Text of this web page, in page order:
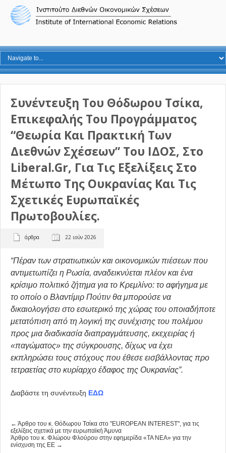
Συνέντευξη Του Θόδωρου Τσίκα,
Επικεφαλής Του Προγράμματος
“Θεωρία Και Πρακτική Των
Διεθνών Σχέσεων” Του ΙΔΟΣ, Στο
Liberal.gr, Για Τις Εξελίξεις Στο
Μέτωπο Της Ουκρανίας Και Τις
Σχετικές Ευρωπαϊκές
Πρωτοβουλίες.
άρθρα 22 ιούν 2026
“Πέραν των στρατιωτικών και οικονομικών πιέσεων που
αντιμετωπίζει η Ρωσία, αναδεικνύεται πλέον και ένα
κρίσιμο πολιτικό ζήτημα για το Κρεμλίνο: το αφήγημα με
το οποίο ο Βλαντίμιρ Πούτιν θα μπορούσε να
δικαιολογήσει στο εσωτερικό της χώρας του οποιαδήποτε
μετατόπιση από τη λογική της συνέχισης του πολέμου
προς μια διαδικασία διαπραγμάτευσης, εκεχειρίας ή
«παγώματος» της σύγκρουσης, δίχως να έχει
εκπληρώσει τους στόχους που έθεσε εισβάλλοντας προ
τετραετίας στο κυρίαρχο έδαφος της Ουκρανίας”.
Διαβάστε τη συνέντευξη ΕΔΩ
← Άρθρο του κ. Θόδωρου Τσίκα στο "EUROPEAN INTEREST", για τις
εξελίξεις σχετικά με την ευρωπαϊκή Άμυνα
Άρθρο του κ. Φλώρου Φλούρου στην εφημερίδα «ΤΑ ΝΕΑ» για την
ενίσχυση της ΕΕ →